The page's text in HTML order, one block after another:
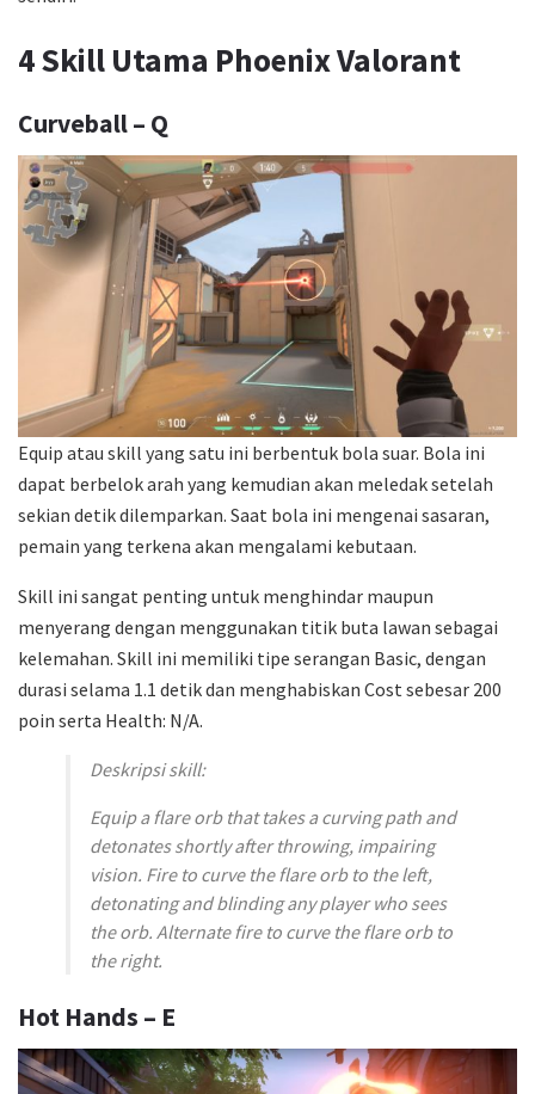
4 Skill Utama Phoenix Valorant
Curveball – Q
Equip atau skill yang satu ini berbentuk bola suar. Bola ini
dapat berbelok arah yang kemudian akan meledak setelah
sekian detik dilemparkan. Saat bola ini mengenai sasaran,
pemain yang terkena akan mengalami kebutaan.
Skill ini sangat penting untuk menghindar maupun
menyerang dengan menggunakan titik buta lawan sebagai
kelemahan. Skill ini memiliki tipe serangan Basic, dengan
durasi selama 1.1 detik dan menghabiskan Cost sebesar 200
poin serta Health: N/A.
Deskripsi skill:
Equip a flare orb that takes a curving path and
detonates shortly after throwing, impairing
vision. Fire to curve the flare orb to the left,
detonating and blinding any player who sees
the orb. Alternate fire to curve the flare orb to
the right.
Hot Hands – E